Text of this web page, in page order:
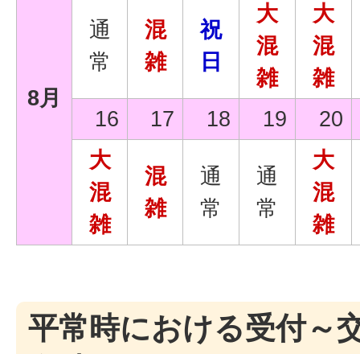
8月
通
常
混
雑
祝
日
大
混
雑
大
混
雑
16
17 18 19
20
大
混
雑
混
雑
通
常
通
常
大
混
雑
平常時における受付～